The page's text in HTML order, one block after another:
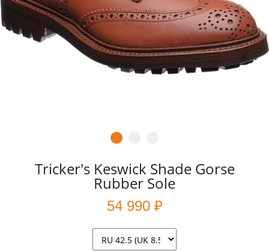
Tricker's Keswick Shade Gorse
Rubber Sole
54 990 ₽